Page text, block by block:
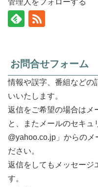
お問合せフォーム
情報や誤字、番組などの
いいたします。
返信をご希望の場合はメ
と、またメールのセキュ
@yahoo.co.jp」からのメ
ださい。
返信をしてもメッセージ
す。